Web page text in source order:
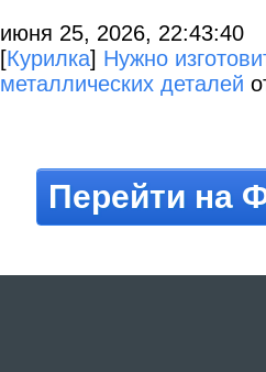
июня 25, 2026, 22:43:40
[Курилка] Нужно
металлических деталей
Перейти на